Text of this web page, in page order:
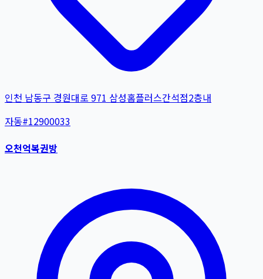
인천 남동구 경원대로 971 삼성홈플러스간석점2층내
자동#12900033
오천억복권방